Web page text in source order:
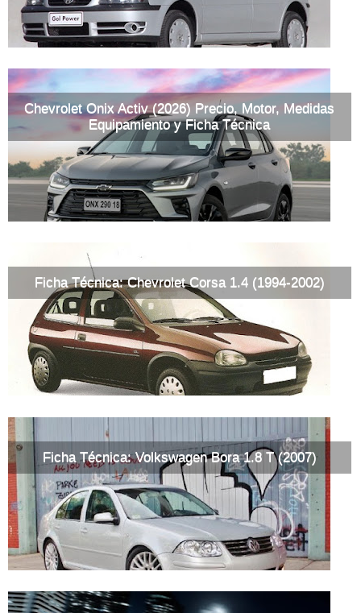
Chevrolet Onix Activ (2026) Precio, Motor, Medidas
Equipamiento y Ficha Técnica
Ficha Técnica: Chevrolet Corsa 1.4 (1994-2002)
Ficha Técnica: Volkswagen Bora 1.8 T (2007)